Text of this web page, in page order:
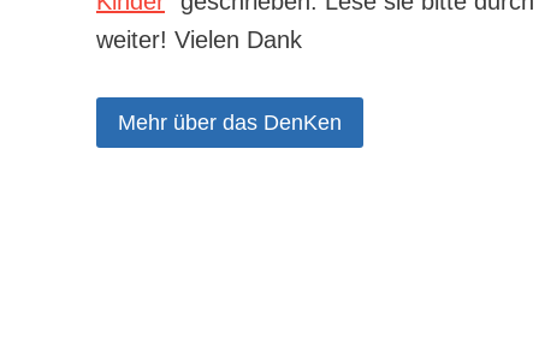
weiter! Vielen Dank
Mehr über das DenKen